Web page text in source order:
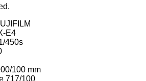
E4
450s
100 mm
717/100